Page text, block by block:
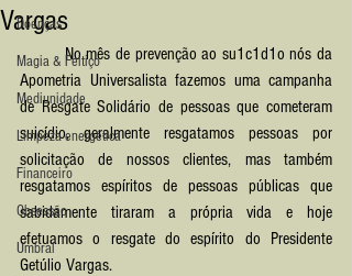
Doenças
Magia & Feitiço
Mediunidade
Limpeza energética
Financeiro
Obsessão
Umbral
Vargas
	No mês de prevenção ao su1c1d1o nós da
Apometria Universalista fazemos uma campanha
de Resgate Solidário de pessoas que cometeram
suicídio, geralmente resgatamos pessoas por
solicitação de nossos clientes, mas também
resgatamos espíritos de pessoas públicas que
sabidamente tiraram a própria vida e hoje
efetuamos o resgate do espírito do Presidente
Getúlio Vargas.